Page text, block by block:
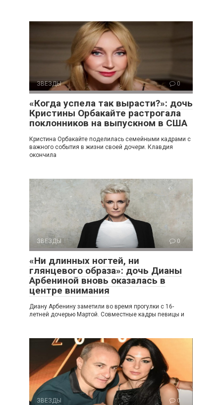
ЗВЕЗДЫ 0
«Когда успела так вырасти?»: дочь
Кристины Орбакайте растрогала
поклонников на выпускном в США
Кристина Орбакайте поделилась семейными кадрами с
важного события в жизни своей дочери. Клавдия
окончила
ЗВЕЗДЫ 0
«Ни длинных ногтей, ни
глянцевого образа»: дочь Дианы
Арбениной вновь оказалась в
центре внимания
Диану Арбенину заметили во время прогулки с 16-
летней дочерью Мартой. Совместные кадры певицы и
ЗВЕЗДЫ 0